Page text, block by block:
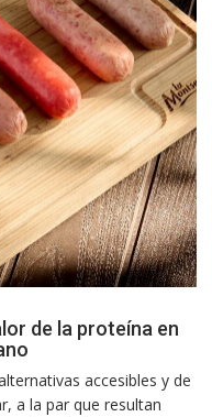
de la proteína en
accesibles y de
a la par que resultan